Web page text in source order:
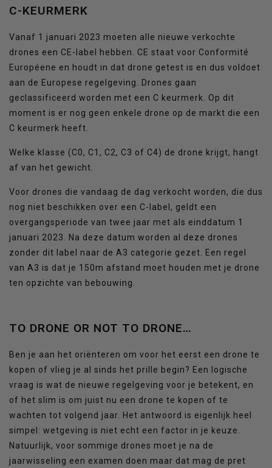
C-KEURMERK
Vanaf 1 januari 2023 moeten alle nieuwe verkochte
drones een CE-label hebben. CE staat voor Conformité
Européene en houdt in dat drone getest is en dus voldoet
aan de Europese regelgeving. Drones gaan
geclassificeerd worden met een C keurmerk. Op dit
moment is er nog geen enkele drone op de markt die een
C keurmerk heeft.
Welke klasse (C0, C1, C2, C3 of C4) de drone krijgt, hangt
af van het gewicht.
Voor drones die vandaag de dag verkocht worden, die dus
nog niet beschikken over een C-label, geldt een
overgangsperiode van twee jaar met als einddatum 1
januari 2023. Na deze datum worden al deze drones
zonder dit label naar de A3 categorie gezet. Een regel
van A3 is dat je 150m afstand moet houden met je drone
ten opzichte van bebouwing.
TO DRONE OR NOT TO DRONE…
Ben je aan het oriënteren om voor het eerst een drone te
kopen of vlieg je al sinds het prille begin? Een logische
vraag is wat de nieuwe regelgeving voor je betekent, en
of het slim is om juist nu een drone te kopen of te
wachten tot volgend jaar. Het antwoord is eigenlijk heel
simpel: wetgeving is niet echt een factor in je keuze.
Natuurlijk, voor sommige drones moet je na de
jaarwisseling een examen doen maar dat mag de pret